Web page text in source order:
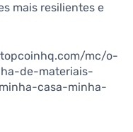
mais resilientes e
mc/o-
de-materiais-
casa-minha-